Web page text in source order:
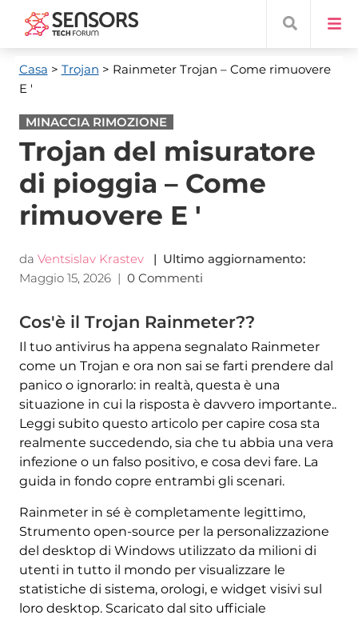
Casa > Trojan > Rainmeter Trojan – Come rimuovere
E '
MINACCIA RIMOZIONE
Trojan del misuratore
di pioggia – Come
rimuovere E '
da Ventsislav Krastev
| Ultimo aggiornamento:
Maggio 15, 2026| 0 Commenti
Cos'è il Trojan Rainmeter??
Il tuo antivirus ha appena segnalato Rainmeter
come un Trojan e ora non sai se farti prendere dal
panico o ignorarlo: in realtà, questa è una
situazione in cui la risposta è davvero importante..
Leggi subito questo articolo per capire cosa sta
realmente succedendo, sia che tu abbia una vera
infezione o un falso positivo, e cosa devi fare. La
guida in fondo copre entrambi gli scenari.
Rainmeter in sé è completamente legittimo,
Strumento open-source per la personalizzazione
del desktop di Windows utilizzato da milioni di
utenti in tutto il mondo per visualizzare le
statistiche di sistema, orologi, e widget visivi sul
loro desktop. Scaricato dal sito ufficiale